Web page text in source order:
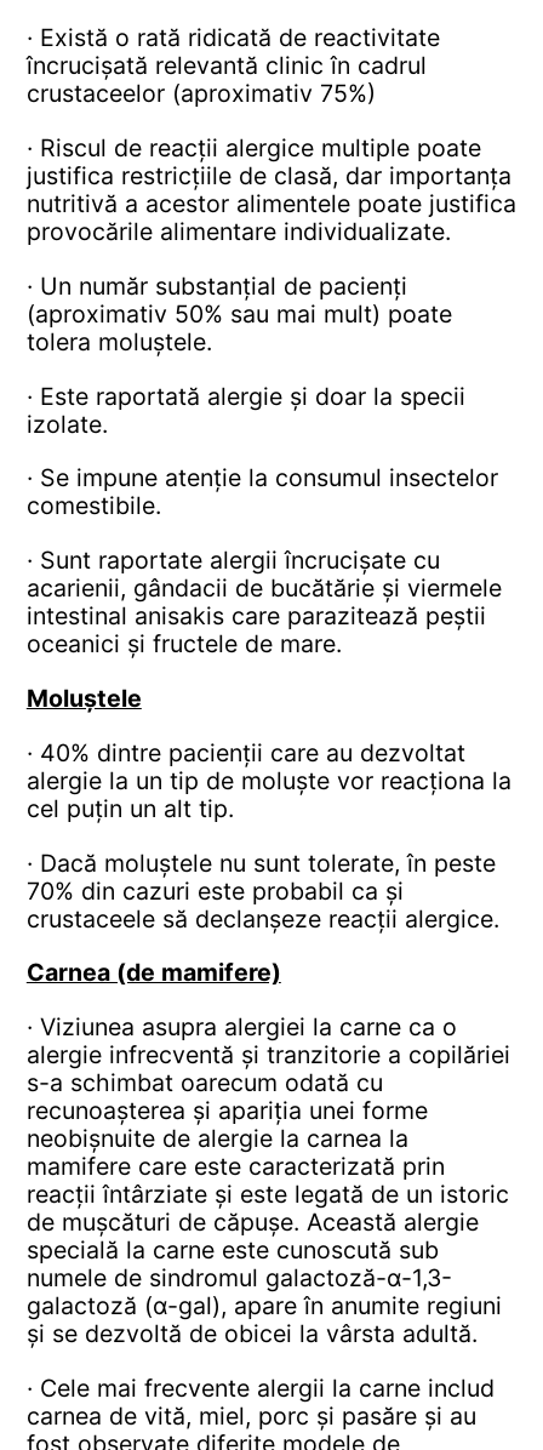
· Există o rată ridicată de reactivitate
încrucișată relevantă clinic în cadrul
crustaceelor (aproximativ 75%)
· Riscul de reacții alergice multiple poate
justifica restricțiile de clasă, dar importanța
nutritivă a acestor alimentele poate justifica
provocările alimentare individualizate.
· Un număr substanțial de pacienți
(aproximativ 50% sau mai mult) poate
tolera moluștele.
· Este raportată alergie și doar la specii
izolate.
· Se impune atenție la consumul insectelor
comestibile.
· Sunt raportate alergii încrucișate cu
acarienii, gândacii de bucătărie și viermele
intestinal anisakis care parazitează peștii
oceanici și fructele de mare.
Moluștele
· 40% dintre pacienții care au dezvoltat
alergie la un tip de moluște vor reacționa la
cel puțin un alt tip.
· Dacă moluștele nu sunt tolerate, în peste
70% din cazuri este probabil ca și
crustaceele să declanșeze reacții alergice.
Carnea (de mamifere)
· Viziunea asupra alergiei la carne ca o
alergie infrecventă și tranzitorie a copilăriei
s-a schimbat oarecum odată cu
recunoașterea și apariția unei forme
neobișnuite de alergie la carnea la
mamifere care este caracterizată prin
reacții întârziate și este legată de un istoric
de mușcături de căpușe. Această alergie
specială la carne este cunoscută sub
numele de sindromul galactoză-α-1,3-
galactoză (α-gal), apare în anumite regiuni
și se dezvoltă de obicei la vârsta adultă.
· Cele mai frecvente alergii la carne includ
carnea de vită, miel, porc și pasăre și au
fost observate diferite modele de